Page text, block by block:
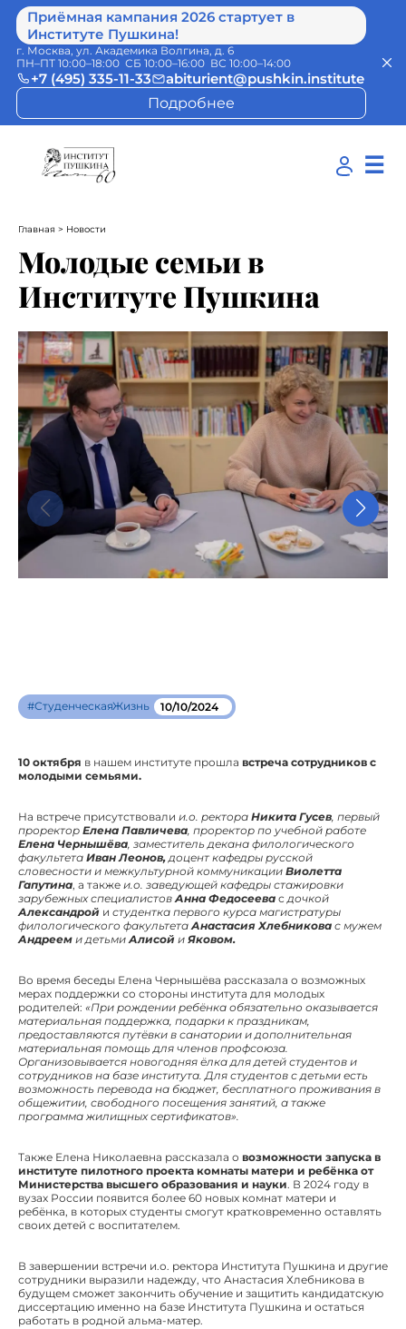
Приёмная кампания 2026 стартует в
Институте Пушкина!
г. Москва, ул. Академика Волгина, д. 6
ПН–ПТ 10:00–18:00 СБ 10:00–16:00 ВС 10:00–14:00
+7 (495) 335-11-33
abiturient@pushkin.institute
Подробнее
☰
Главная > Новости
Молодые семьи в
Институте Пушкина
#СтуденческаяЖизнь 10/10/2024
10 октября в нашем институте прошла встреча сотрудников с
молодыми семьями.
На встрече присутствовали и.о. ректора Никита Гусев, первый
проректор Елена Павличева, проректор по учебной работе
Елена Чернышёва, заместитель декана филологического
факультета Иван Леонов,доцент кафедры русской
словесности и межкультурной коммуникации Виолетта
Гапутина, а также и.о. заведующей кафедры стажировки
зарубежных специалистовАнна Федосеева сдочкой
Александрой и студентка первого курса магистратуры
филологического факультетаАнастасия Хлебникова с мужем
Андреем и детьмиАлисой и Яковом.
Во время беседы Елена Чернышёва рассказала о возможных
мерах поддержки со стороны института для молодых
родителей: «При рождении ребёнка обязательно оказывается
материальная поддержка, подарки к праздникам,
предоставляются путёвки в санатории и дополнительная
материальная помощь для членов профсоюза.
Организовывается новогодняя ёлка для детей студентов и
сотрудников на базе института. Для студентов с детьми есть
возможность перевода на бюджет, бесплатного проживания в
общежитии, свободного посещения занятий, а также
программа жилищных сертификатов».
Также Елена Николаевна рассказала о возможности запуска в
институте пилотного проекта комнаты матери и ребёнка от
Министерства высшего образования и науки. В 2024 году в
вузах России появится более 60 новых комнат матери и
ребёнка, в которых студенты смогут кратковременно оставлять
своих детей с воспитателем.
В завершении встречи и.о. ректора Института Пушкина и другие
сотрудники выразили надежду, что Анастасия Хлебникова в
будущем сможет закончить обучение и защитить кандидатскую
диссертацию именно на базе Института Пушкина и остаться
работать в родной альма-матер.